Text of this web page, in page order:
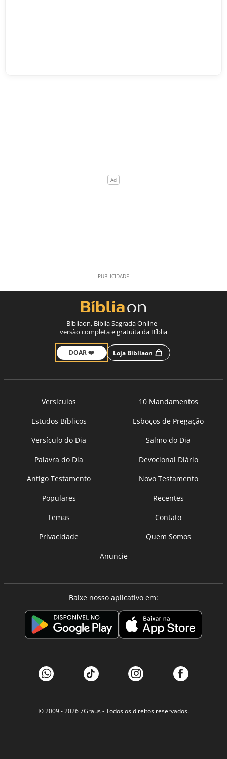
Bíbliaon, Bíblia Sagrada Online -
versão completa e gratuita da Bíblia
DOAR ❤️ Loja Bíbliaon
Versículos
10 Mandamentos
Estudos Bíblicos
Esboços de Pregação
Versículo do Dia
Salmo do Dia
Palavra do Dia
Devocional Diário
Antigo Testamento
Novo Testamento
Populares
Recentes
Temas
Contato
Privacidade
Quem Somos
Anuncie
Baixe nosso aplicativo em:
© 2009 - 20267Graus- Todos os direitos reservados.